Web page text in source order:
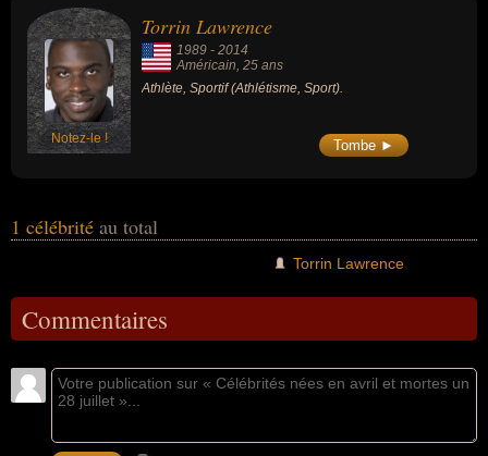
Notez-le !
Torrin Lawrence
1989 - 2014
Américain, 25 ans
Athlète, Sportif (Athlétisme, Sport).
Tombe ►
1 célébrité au total
Torrin Lawrence
Commentaires